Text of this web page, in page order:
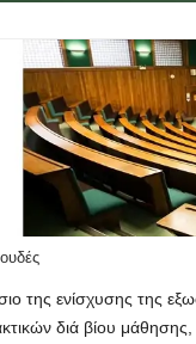
της ενίσχυσης της
διά βίου